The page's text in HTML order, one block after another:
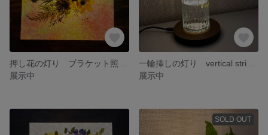
展示中
展示中
SOLD OUT